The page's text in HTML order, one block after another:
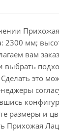
2300 мм;
вам
выбрать
это
размеры и
Прихожая